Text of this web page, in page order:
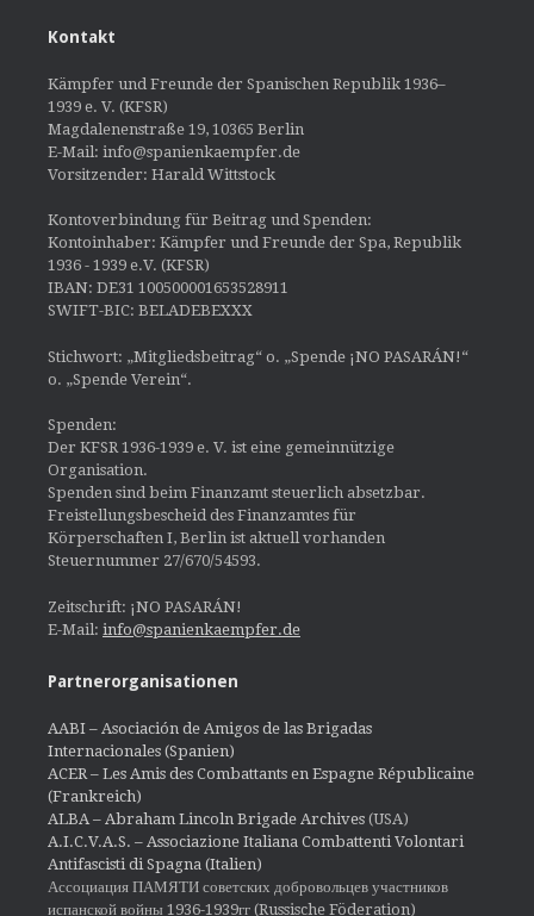
Kontakt
Kämpfer und Freunde der Spanischen Republik 1936–
1939 e. V. (KFSR)
Magdalenenstraße 19, 10365 Berlin
E-Mail: info@spanienkaempfer.de
Vorsitzender: Harald Wittstock
Kontoverbindung für Beitrag und Spenden:
Kontoinhaber: Kämpfer und Freunde der Spa, Republik
1936 - 1939 e.V. (KFSR)
IBAN: DE31 100500001653528911
SWIFT-BIC: BELADEBEXXX
Stichwort: „Mitgliedsbeitrag“ o. „Spende ¡NO PASARÁN!“
o. „Spende Verein“.
Spenden:
Der KFSR 1936-1939 e. V. ist eine gemeinnützige
Organisation.
Spenden sind beim Finanzamt steuerlich absetzbar.
Freistellungsbescheid des Finanzamtes für
Körperschaften I, Berlin ist aktuell vorhanden
Steuernummer 27/670/54593.
Zeitschrift: ¡NO PASARÁN!
E-Mail: info@spanienkaempfer.de
Partnerorganisationen
AABI – Asociación de Amigos de las Brigadas
Internacionales (Spanien)
ACER – Les Amis des Combattants en Espagne Républicaine
(Frankreich)
ALBA – Abraham Lincoln Brigade Archives (USA)
A.I.C.V.A.S. – Associazione Italiana Combattenti Volontari
Antifascisti di Spagna (Italien)
Ассоциация ПАМЯТИ советских добровольцев участников
испанской войны 1936-1939гг (Russische Föderation)